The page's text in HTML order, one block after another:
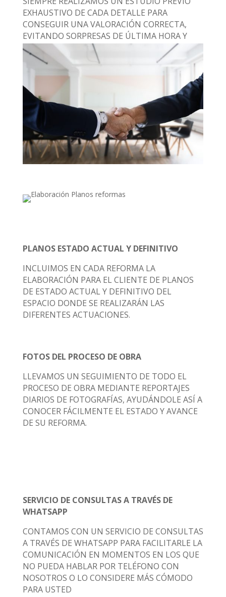
EXHAUSTIVO DE CADA DETALLE PARA
CONSEGUIR UNA VALORACIÓN CORRECTA,
EVITANDO SORPRESAS DE ÚLTIMA HORA Y
CUMPLIENDO CON NUESTRO PACTO INICIAL.
PLANOS ESTADO ACTUAL Y DEFINITIVO
INCLUIMOS EN CADA REFORMA LA
ELABORACIÓN PARA EL CLIENTE DE PLANOS
DE ESTADO ACTUAL Y DEFINITIVO DEL
ESPACIO DONDE SE REALIZARÁN LAS
DIFERENTES ACTUACIONES.
FOTOS DEL PROCESO DE OBRA
LLEVAMOS UN SEGUIMIENTO DE TODO EL
PROCESO DE OBRA MEDIANTE REPORTAJES
DIARIOS DE FOTOGRAFÍAS, AYUDÁNDOLE ASÍ A
CONOCER FÁCILMENTE EL ESTADO Y AVANCE
DE SU REFORMA.
SERVICIO DE CONSULTAS A TRAVÉS DE
WHATSAPP
CONTAMOS CON UN SERVICIO DE CONSULTAS
A TRAVÉS DE WHATSAPP PARA FACILITARLE LA
COMUNICACIÓN EN MOMENTOS EN LOS QUE
NO PUEDA HABLAR POR TELÉFONO CON
NOSOTROS O LO CONSIDERE MÁS CÓMODO
PARA USTED